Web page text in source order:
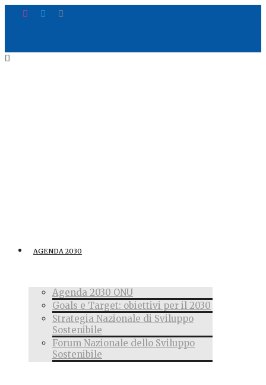
AGENDA 2030
Agenda 2030 ONU
Goals e Target: obiettivi per il 2030
Strategia Nazionale di Sviluppo
Sostenibile
Forum Nazionale dello Sviluppo
Sostenibile